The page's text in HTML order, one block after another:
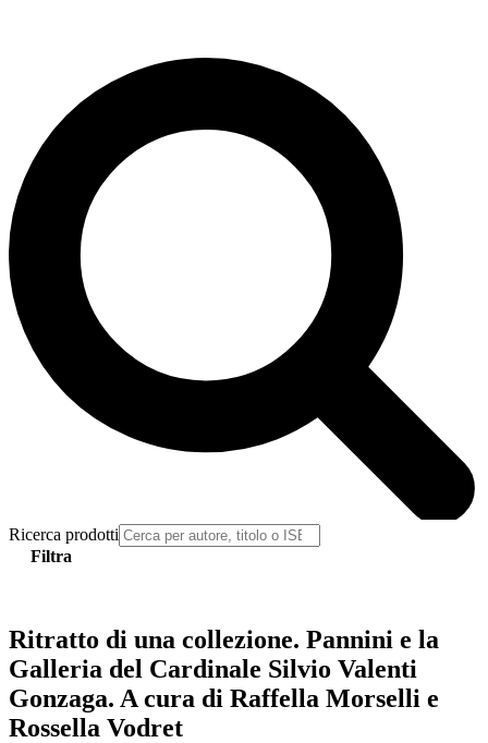
Ricerca prodotti
Filtra
Ritratto di una collezione. Pannini e la
Galleria del Cardinale Silvio Valenti
Gonzaga. A cura di Raffella Morselli e
Rossella Vodret